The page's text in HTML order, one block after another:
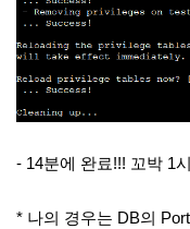
- 14분에 완료!!! 꼬박 1
* 나의 경우는 DB의